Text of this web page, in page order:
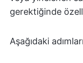
gerektiğinde
Aşağıdaki